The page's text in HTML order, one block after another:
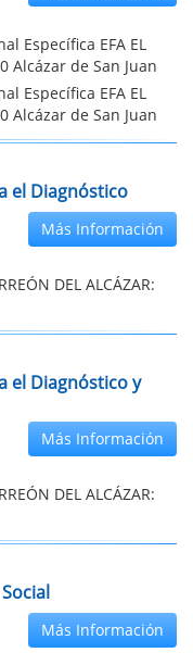
Específica EFA EL
Alcázar de San Juan
Específica EFA EL
Alcázar de San Juan
el Diagnóstico
Más Información
DEL ALCÁZAR:
el Diagnóstico y
Más Información
DEL ALCÁZAR:
Más Información